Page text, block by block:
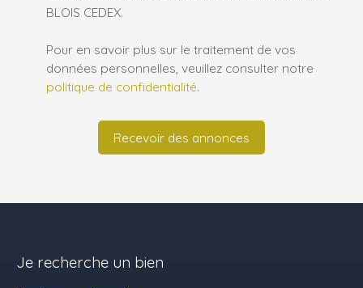
BLOIS CEDEX.
Pour en savoir plus sur le traitement de vos
données personnelles, veuillez consulter notre
politique de confidentialité.
Recevoir des annonces
Je recherche un bien